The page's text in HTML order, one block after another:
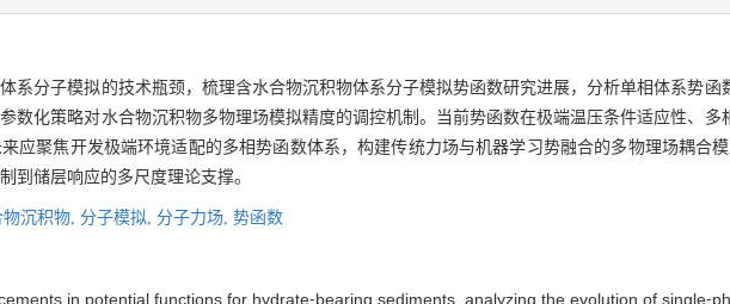
系分子模拟的技术瓶颈，梳理含水合物沉积物体系分子模拟势函数研究进展，分析单相体系势
数化策略对水合物沉积物多物理场模拟精度的调控机制。当前势函数在极端温压条件适应性、
应聚焦开发极端环境适配的多相势函数体系，构建传统力场与机器学习势融合的多物理场耦合
到储层响应的多尺度理论支撑。
沉积物, 分子模拟, 分子力场, 势函数
in potential functions for hydrate⁃bearing sediments, analyzing the evolution of